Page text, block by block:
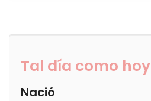
Tal día como hoy
Nació